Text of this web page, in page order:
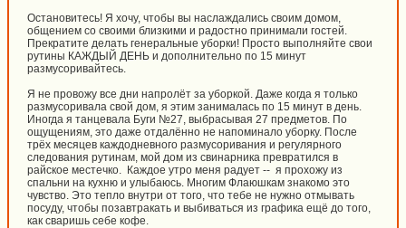
Остановитесь! Я хочу, чтобы вы наслаждались своим домом,
общением со своими близкими и радостно принимали гостей.
Прекратите делать генеральные уборки! Просто выполняйте свои
рутины КАЖДЫЙ ДЕНЬ и дополнительно по 15 минут
размусоривайтесь.
Я не провожу все дни напролёт за уборкой. Даже когда я только
размусоривала свой дом, я этим занималась по 15 минут в день.
Иногда я танцевала Буги №27, выбрасывая 27 предметов. По
ощущениям, это даже отдалённо не напоминало уборку. После
трёх месяцев каждодневного размусоривания и регулярного
следования рутинам, мой дом из свинарника превратился в
райское местечко. Каждое утро меня радует -- я прохожу из
спальни на кухню и улыбаюсь. Многим Флаюшкам знакомо это
чувство. Это тепло внутри от того, что тебе не нужно отмывать
посуду, чтобы позавтракать и выбиваться из графика ещё до того,
как сваришь себе кофе.